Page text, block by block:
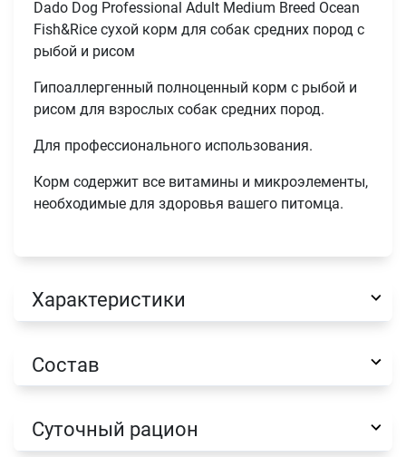
Dado Dog Professional Adult Medium Breed Ocean
Fish&Rice сухой корм для собак средних пород с
рыбой и рисом
Гипоаллергенный полноценный корм с рыбой и
рисом для взрослых собак средних пород.
Для профессионального использования.
Корм содержит все витамины и микроэлементы,
необходимые для здоровья вашего питомца.
Характеристики
Состав
Суточный рацион